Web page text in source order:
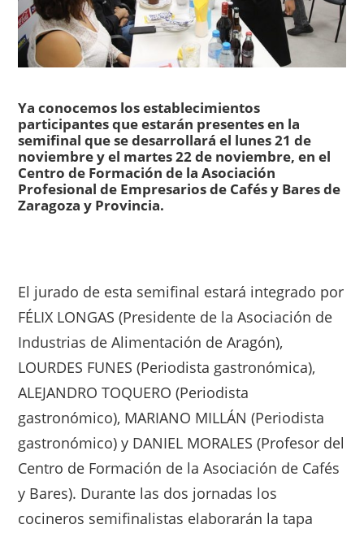
Ya conocemos los establecimientos
participantes que estarán presentes en la
semifinal que se desarrollará el lunes 21 de
noviembre y el martes 22 de noviembre, en el
Centro de Formación de la Asociación
Profesional de Empresarios de Cafés y Bares de
Zaragoza y Provincia.
El jurado de esta semifinal estará integrado por
FÉLIX LONGAS (Presidente de la Asociación de
Industrias de Alimentación de Aragón),
LOURDES FUNES (Periodista gastronómica),
ALEJANDRO TOQUERO (Periodista
gastronómico), MARIANO MILLÁN (Periodista
gastronómico) y DANIEL MORALES (Profesor del
Centro de Formación de la Asociación de Cafés
y Bares). Durante las dos jornadas los
cocineros semifinalistas elaborarán la tapa